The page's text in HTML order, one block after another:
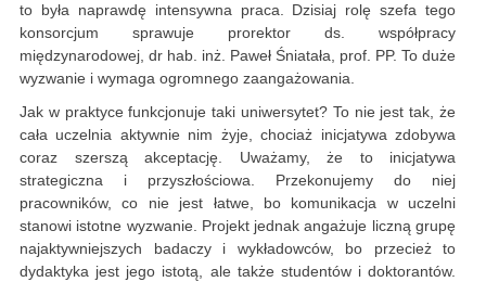
to była naprawdę intensywna praca. Dzisiaj rolę szefa tego
konsorcjum sprawuje prorektor ds. współpracy
międzynarodowej, dr hab. inż. Paweł Śniatała, prof. PP. To duże
wyzwanie i wymaga ogromnego zaangażowania.
Jak w praktyce funkcjonuje taki uniwersytet? To nie jest tak, że
cała uczelnia aktywnie nim żyje, chociaż inicjatywa zdobywa
coraz szerszą akceptację. Uważamy, że to inicjatywa
strategiczna i przyszłościowa. Przekonujemy do niej
pracowników, co nie jest łatwe, bo komunikacja w uczelni
stanowi istotne wyzwanie. Projekt jednak angażuje liczną grupę
najaktywniejszych badaczy i wykładowców, bo przecież to
dydaktyka jest jego istotą, ale także studentów i doktorantów.